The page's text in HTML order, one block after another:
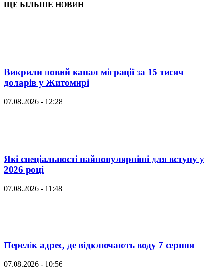
ЩЕ БІЛЬШЕ НОВИН
Викрили новий канал міграції за 15 тисяч
доларів у Житомирі
07.08.2026 - 12:28
Які спеціальності найпопулярніші для вступу у
2026 році
07.08.2026 - 11:48
Перелік адрес, де відключають воду 7 серпня
07.08.2026 - 10:56